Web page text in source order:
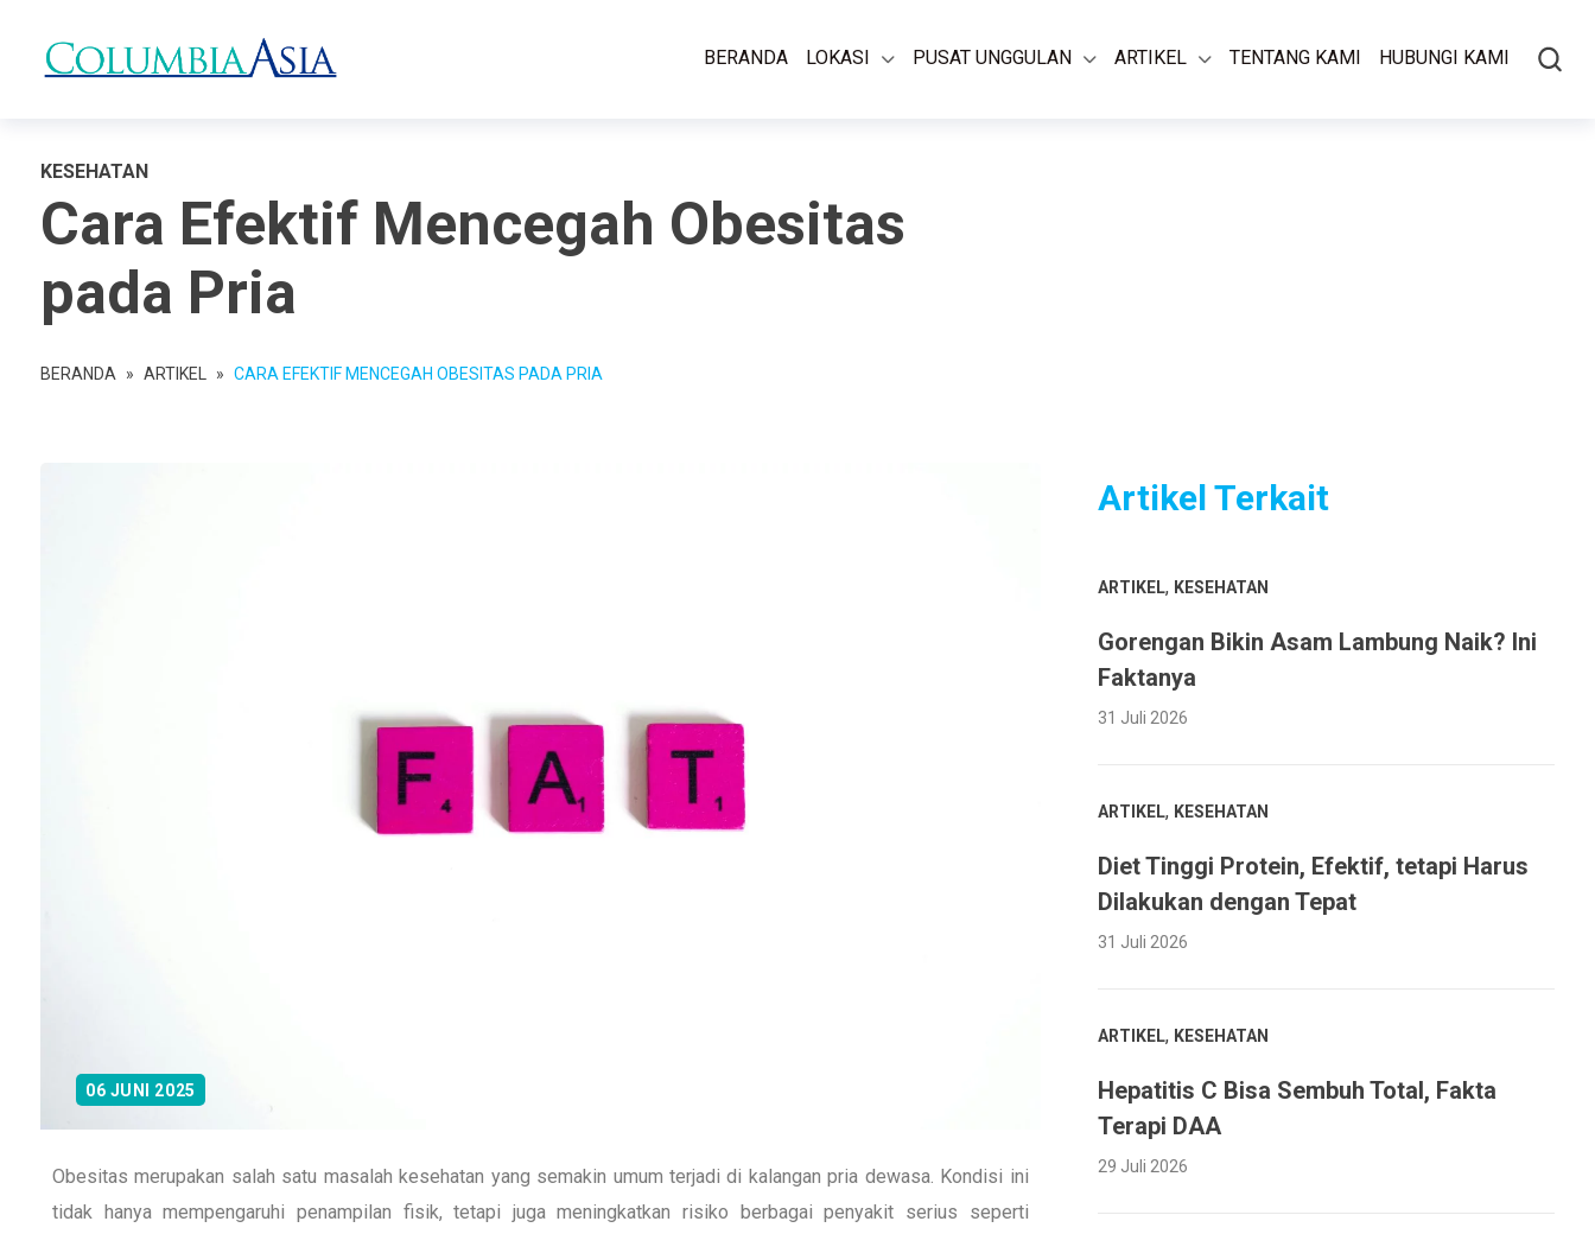
BERANDA LOKASI PUSAT UNGGULAN ARTIKEL TENTANG KAMI HUBUNGI KAMI
KESEHATAN
Cara Efektif Mencegah Obesitas
pada Pria
BERANDA » ARTIKEL » CARA EFEKTIF MENCEGAH OBESITAS PADA PRIA
06 JUNI 2025
Obesitas merupakan salah satu masalah kesehatan yang semakin umum terjadi di kalangan pria dewasa. Kondisi ini
tidak hanya mempengaruhi penampilan fisik, tetapi juga meningkatkan risiko berbagai penyakit serius seperti
Artikel Terkait
ARTIKEL, KESEHATAN
Gorengan Bikin Asam Lambung Naik? Ini
Faktanya
31 Juli 2026
ARTIKEL, KESEHATAN
Diet Tinggi Protein, Efektif, tetapi Harus
Dilakukan dengan Tepat
31 Juli 2026
ARTIKEL, KESEHATAN
Hepatitis C Bisa Sembuh Total, Fakta
Terapi DAA
29 Juli 2026